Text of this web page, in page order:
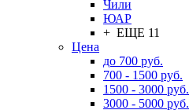
Чили
ЮАР
+ ЕЩЕ 11
Цена
до 700 руб.
700 - 1500 руб.
1500 - 3000 руб.
3000 - 5000 руб.